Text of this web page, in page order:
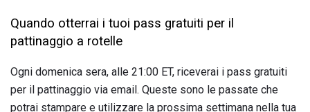
Quando otterrai i tuoi pass gratuiti per il
pattinaggio a rotelle
Ogni domenica sera, alle 21:00 ET, riceverai i pass gratuiti
per il pattinaggio via email. Queste sono le passate che
potrai stampare e utilizzare la prossima settimana nella tua